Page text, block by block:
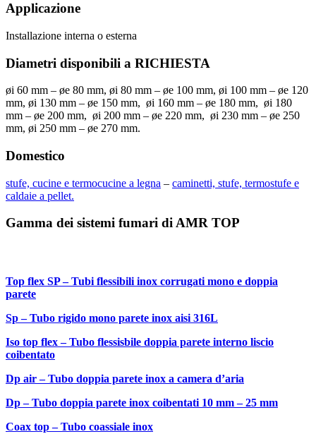
Applicazione
Installazione interna o esterna
Diametri disponibili a RICHIESTA
øi 60 mm – øe 80 mm, øi 80 mm – øe 100 mm, øi 100 mm – øe 120
mm, øi 130 mm – øe 150 mm, øi 160 mm – øe 180 mm, øi 180
mm – øe 200 mm, øi 200 mm – øe 220 mm, øi 230 mm – øe 250
mm, øi 250 mm – øe 270 mm.
Domestico
stufe, cucine e termocucine a legna – caminetti, stufe, termostufe e
caldaie a pellet.
Gamma dei sistemi fumari di AMR TOP
Top flex SP – Tubi flessibili inox corrugati mono e doppia
parete
Sp – Tubo rigido mono parete inox aisi 316L
Iso top flex – Tubo flessisbile doppia parete interno liscio
coibentato
Dp air – Tubo doppia parete inox a camera d’aria
Dp – Tubo doppia parete inox coibentati 10 mm – 25 mm
Coax top – Tubo coassiale inox